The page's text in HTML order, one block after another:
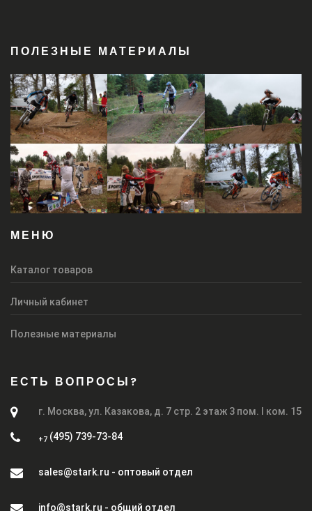
ПОЛЕЗНЫЕ МАТЕРИАЛЫ
МЕНЮ
Каталог товаров
Личный кабинет
Полезные материалы
ЕСТЬ ВОПРОСЫ?
г. Москва, ул. Казакова, д. 7 стр. 2 этаж 3 пом. I ком. 15
+7 (495) 739-73-84
sales@stark.ru - оптовый отдел
info@stark.ru - общий отдел